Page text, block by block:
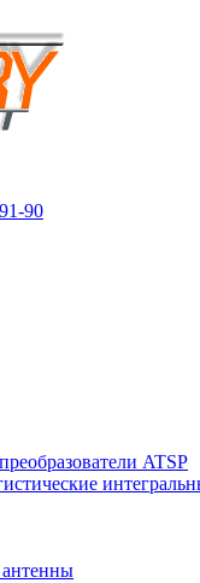
90
ATSP